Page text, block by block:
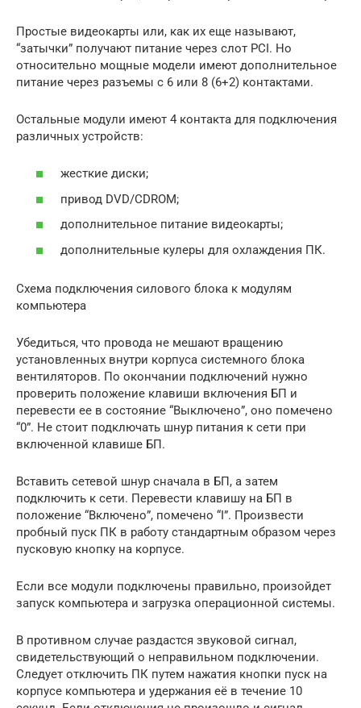
Простые видеокарты или, как их еще называют,
“затычки” получают питание через слот PCI. Но
относительно мощные модели имеют дополнительное
питание через разъемы с 6 или 8 (6+2) контактами.
Остальные модули имеют 4 контакта для подключения
различных устройств:
жесткие диски;
привод DVD/CDROM;
дополнительное питание видеокарты;
дополнительные кулеры для охлаждения ПК.
Схема подключения силового блока к модулям
компьютера
Убедиться, что провода не мешают вращению
установленных внутри корпуса системного блока
вентиляторов. По окончании подключений нужно
проверить положение клавиши включения БП и
перевести ее в состояние “Выключено”, оно помечено
“0”. Не стоит подключать шнур питания к сети при
включенной клавише БП.
Вставить сетевой шнур сначала в БП, а затем
подключить к сети. Перевести клавишу на БП в
положение “Включено”, помечено “I”. Произвести
пробный пуск ПК в работу стандартным образом через
пусковую кнопку на корпусе.
Если все модули подключены правильно, произойдет
запуск компьютера и загрузка операционной системы.
В противном случае раздастся звуковой сигнал,
свидетельствующий о неправильном подключении.
Следует отключить ПК путем нажатия кнопки пуск на
корпусе компьютера и удержания её в течение 10